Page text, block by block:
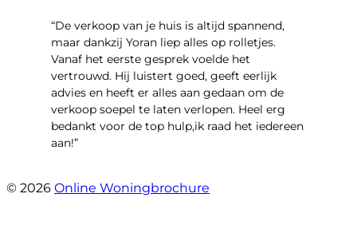
“​De verkoop van je huis is altijd spannend,
maar dankzij Yoran liep alles op rolletjes.
Vanaf het eerste gesprek voelde het
vertrouwd. Hij luistert goed, geeft eerlijk
advies en heeft er alles aan gedaan om de
verkoop soepel te laten verlopen. Heel erg
bedankt voor de top hulp,ik raad het iedereen
aan!”
© 2026 Online Woningbrochure